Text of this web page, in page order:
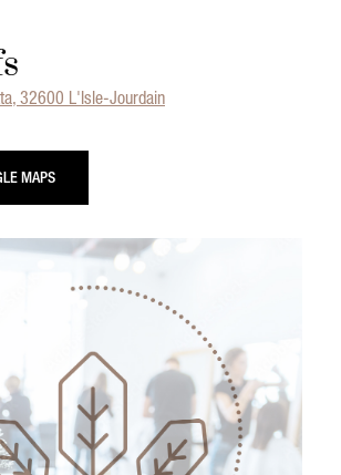
32600 L'Isle-Jourdain
MAPS